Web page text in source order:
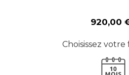
920,00
Choisissez